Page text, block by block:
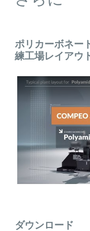
ポリカーボネー
練工場レイアウ
ダウンロード